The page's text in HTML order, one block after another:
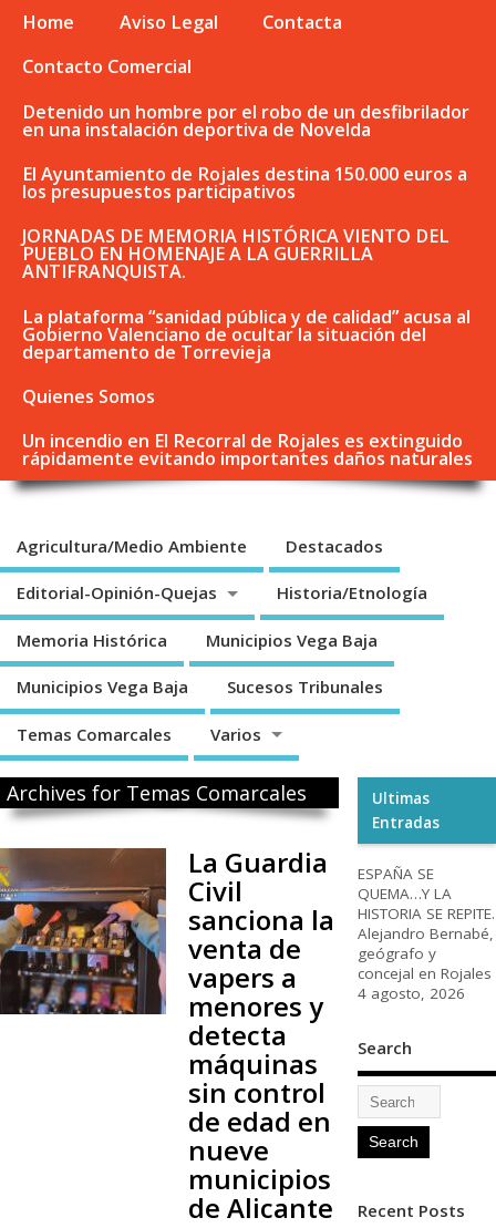
Home Aviso Legal
Contacta
Contacto Comercial
Detenido un hombre por el robo de un desfibrilador
en una instalación deportiva de Novelda
El Ayuntamiento de Rojales destina 150.000 euros a
los presupuestos participativos
JORNADAS DE MEMORIA HISTÓRICA VIENTO DEL
PUEBLO EN HOMENAJE A LA GUERRILLA
ANTIFRANQUISTA.
La plataforma “sanidad pública y de calidad” acusa al
Gobierno Valenciano de ocultar la situación del
departamento de Torrevieja
Quienes Somos
Un incendio en El Recorral de Rojales es extinguido
rápidamente evitando importantes daños naturales
Agricultura/Medio Ambiente Destacados
Editorial-Opinión-Quejas Historia/Etnología
Memoria Histórica Municipios Vega Baja
Municipios Vega Baja Sucesos Tribunales
Temas Comarcales Varios
Archives for Temas Comarcales
La Guardia
Civil
sanciona la
venta de
vapers a
menores y
detecta
máquinas
sin control
de edad en
nueve
municipios
de Alicante
Ultimas
Entradas
ESPAÑA SE
QUEMA…Y LA
HISTORIA SE REPITE.
Alejandro Bernabé,
geógrafo y
concejal en Rojales
4 agosto, 2026
Search
Recent Posts